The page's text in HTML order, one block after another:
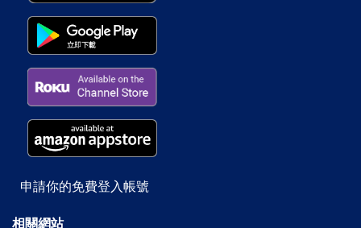
申請你的免費登入帳號
相關網站